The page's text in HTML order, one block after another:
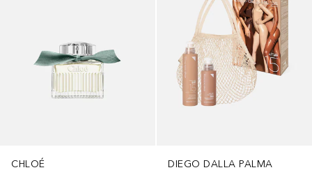
CHLOÉ
DIEGO DALLA PALMA